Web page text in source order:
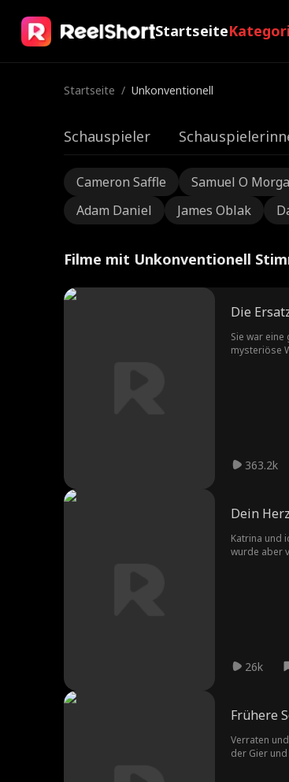
Startseite
Startseite / Unkonventionell
Schauspieler
Cameron Saffle Samuel O
Adam Daniel
James Oblak
Filme mit Unkonventionell
Die
Sie war
mysteriöse
363.2k
Dein
Katrina und
wurde aber
26k
Frühere
Verraten
der Gier